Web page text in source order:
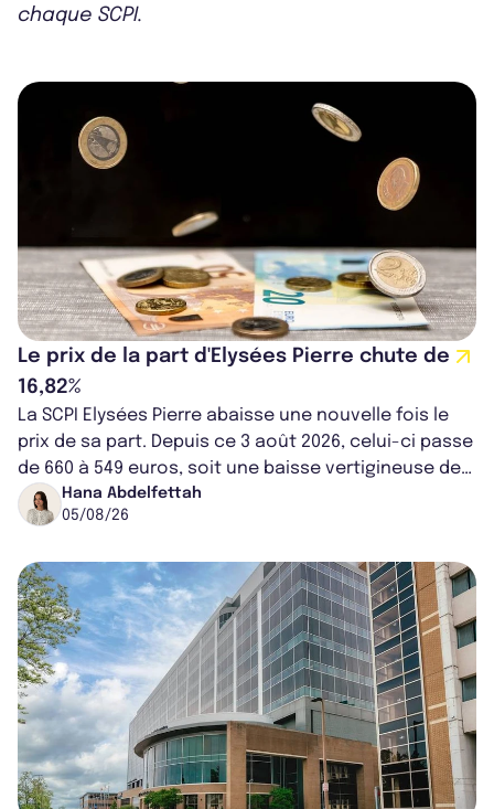
chaque SCPI.
Le prix de la part d'Elysées Pierre chute de
16,82%
La SCPI Elysées Pierre abaisse une nouvelle fois le
prix de sa part. Depuis ce 3 août 2026, celui-ci passe
de 660 à 549 euros, soit une baisse vertigineuse de
16,82%. Cette nouvell...
Hana Abdelfettah
05/08/26